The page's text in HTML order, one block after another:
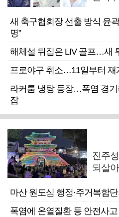
새 축구협회장 선출 방식 윤
명”
해체설 뒤집은 LIV 골프…새
프로야구 취소…11일부터 재
라커룸 냉탕 등장…폭염 경
잡
진주
되살
마산 원도심 행정·주거복합
폭염에 온열질환 등 안전사